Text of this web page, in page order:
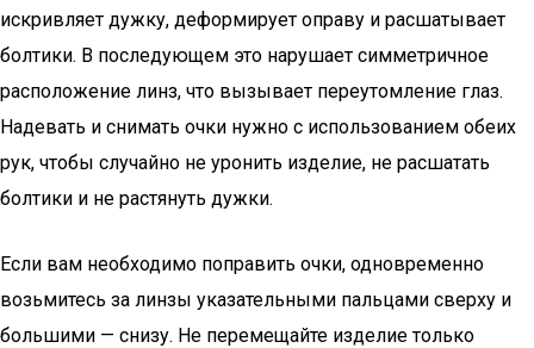
искривляет дужку, деформирует оправу и расшатывает
болтики. В последующем это нарушает симметричное
расположение линз, что вызывает переутомление глаз.
Надевать и снимать очки нужно с использованием обеих
рук, чтобы случайно не уронить изделие, не расшатать
болтики и не растянуть дужки.
Если вам необходимо поправить очки, одновременно
возьмитесь за линзы указательными пальцами сверху и
большими — снизу. Не перемещайте изделие только